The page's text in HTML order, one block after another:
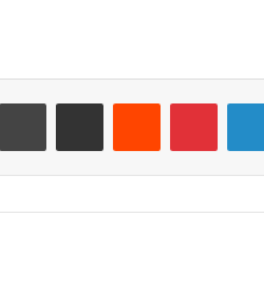
لينكدإن بينتيريست